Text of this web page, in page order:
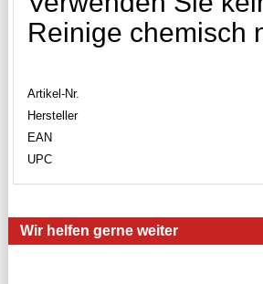
Reinige chemisch
Artikel-Nr.
Hersteller
EAN
UPC
Wir helfen gerne weiter